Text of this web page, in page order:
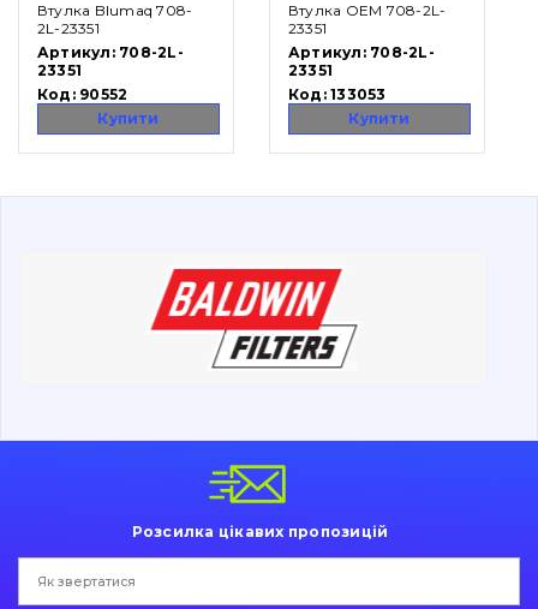
Каталог
Фільтри та мастильні матеріали
Ходова частина
Ножі, ріжучі кромки
Гідравліка
зателефонувати
Втулка Blumaq 708-
2L-23351
Артикул: 708-2L-
23351
Код: 90552
Купити
Втулка OEM 708-2L-
23351
Артикул: 708-2L-
23351
Код:133053
Купити
Розсилка цікавих пропозицій